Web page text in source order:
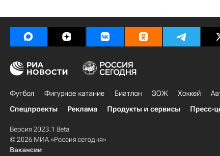
Футбол Фигурное катание Биатлон ЗОЖ Хоккей
Спецпроекты
Реклама Продукты и сервисы Пресс-
Версия 2023.1 Beta
© 2026 МИА «Россия сегодня»
Вакансии